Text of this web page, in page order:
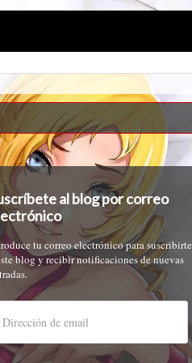
al blog por correo
tu correo electrónico para suscribirte
blog y recibir notificaciones de nuevas